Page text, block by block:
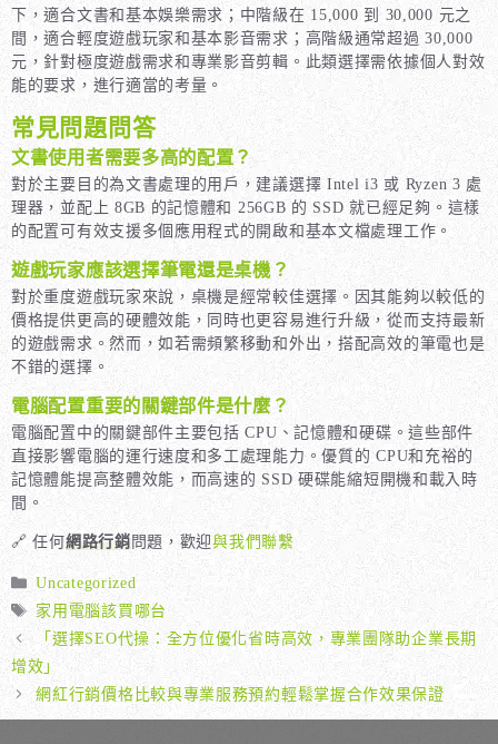
下，適合文書和基本娛樂需求；中階級在 15,000 到 30,000 元之
間，適合輕度遊戲玩家和基本影音需求；高階級通常超過 30,000
元，針對極度遊戲需求和專業影音剪輯。此類選擇需依據個人對效
能的要求，進行適當的考量。
常見問題問答
文書使用者需要多高的配置？
對於主要目的為文書處理的用戶，建議選擇 Intel i3 或 Ryzen 3 處
理器，並配上 8GB 的記憶體和 256GB 的 SSD 就已經足夠。這樣
的配置可有效支援多個應用程式的開啟和基本文檔處理工作。
遊戲玩家應該選擇筆電還是桌機？
對於重度遊戲玩家來說，桌機是經常較佳選擇。因其能夠以較低的
價格提供更高的硬體效能，同時也更容易進行升級，從而支持最新
的遊戲需求。然而，如若需頻繁移動和外出，搭配高效的筆電也是
不錯的選擇。
電腦配置重要的關鍵部件是什麼？
電腦配置中的關鍵部件主要包括 CPU、記憶體和硬碟。這些部件
直接影響電腦的運行速度和多工處理能力。優質的 CPU和充裕的
記憶體能提高整體效能，而高速的 SSD 硬碟能縮短開機和載入時
間。
🔗 任何網路行銷問題，歡迎與我們聯繫
分
類
Uncategorized
標
籤
家用電腦該買哪台
「選擇SEO代操：全方位優化省時高效，專業團隊助企業長期
增效」
網紅行銷價格比較與專業服務預約輕鬆掌握合作效果保證